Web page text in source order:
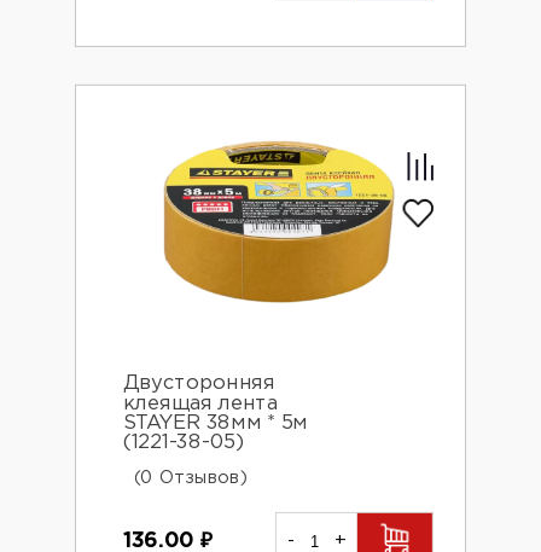
Двусторонняя
клеящая лента
STAYER 38мм * 5м
(1221-38-05)
(0 Отзывов)
136.00 ₽ - +